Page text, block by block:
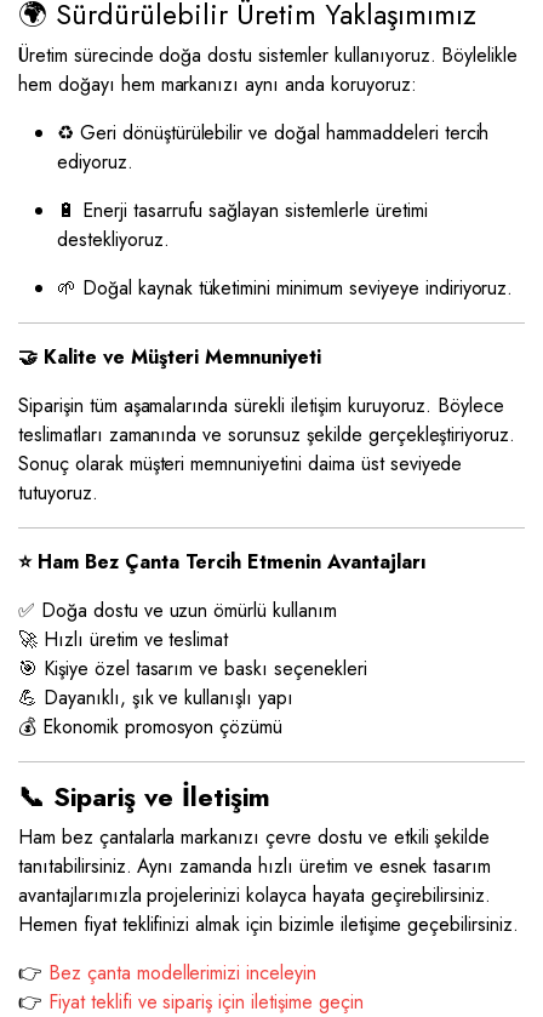
🌍 Sürdürülebilir Üretim Yaklaşımımız
Üretim sürecinde doğa dostu sistemler kullanıyoruz. Böylelikle
hem doğayı hem markanızı aynı anda koruyoruz:
♻️ Geri dönüştürülebilir ve doğal hammaddeleri tercih
ediyoruz.
🔋 Enerji tasarrufu sağlayan sistemlerle üretimi
destekliyoruz.
🌱 Doğal kaynak tüketimini minimum seviyeye indiriyoruz.
🤝 Kalite ve Müşteri Memnuniyeti
Siparişin tüm aşamalarında sürekli iletişim kuruyoruz. Böylece
teslimatları zamanında ve sorunsuz şekilde gerçekleştiriyoruz.
Sonuç olarak müşteri memnuniyetini daima üst seviyede
tutuyoruz.
⭐ Ham Bez Çanta Tercih Etmenin Avantajları
✅ Doğa dostu ve uzun ömürlü kullanım
🚀 Hızlı üretim ve teslimat
🎯 Kişiye özel tasarım ve baskı seçenekleri
💪 Dayanıklı, şık ve kullanışlı yapı
💰 Ekonomik promosyon çözümü
📞 Sipariş ve İletişim
Ham bez çantalarla markanızı çevre dostu ve etkili şekilde
tanıtabilirsiniz. Aynı zamanda hızlı üretim ve esnek tasarım
avantajlarımızla projelerinizi kolayca hayata geçirebilirsiniz.
Hemen fiyat teklifinizi almak için bizimle iletişime geçebilirsiniz.
👉 Bez çanta modellerimizi inceleyin
👉 Fiyat teklifi ve sipariş için iletişime geçin